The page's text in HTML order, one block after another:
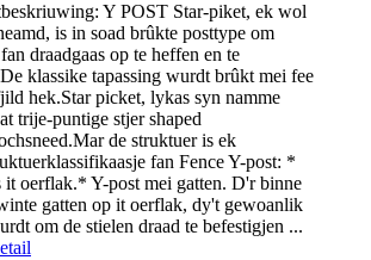
Y POST Star-piket, ek wol
is in soad brûkte posttype om
draadgaas op te heffen en te
klassike tapassing wurdt brûkt mei fee
hek.Star picket, lykas syn namme
trije-puntige stjer shaped
de struktuer is ek
fan Fence Y-post: *
it oerflak.* Y-post mei gatten. D'r binne
gatten op it oerflak, dy't gewoanlik
om de stielen draad te befestigjen ...